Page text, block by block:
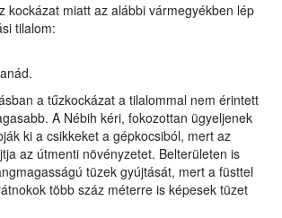
kockázat miatt az alábbi vármegyékben lép
tilalom:
a tűzkockázat a tilalommal nem érintett
A Nébih kéri, fokozottan ügyeljenek
ki a csikkeket a gépkocsiból, mert az
az útmenti növényzetet. Belterületen is
tüzek gyújtását, mert a füsttel
több száz méterre is képesek tüzet